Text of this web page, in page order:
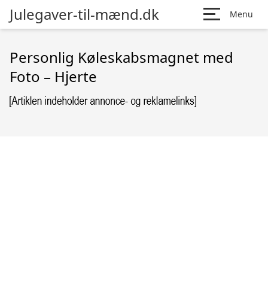
Julegaver-til-mænd.dk Menu
Personlig Køleskabsmagnet med
Foto – Hjerte